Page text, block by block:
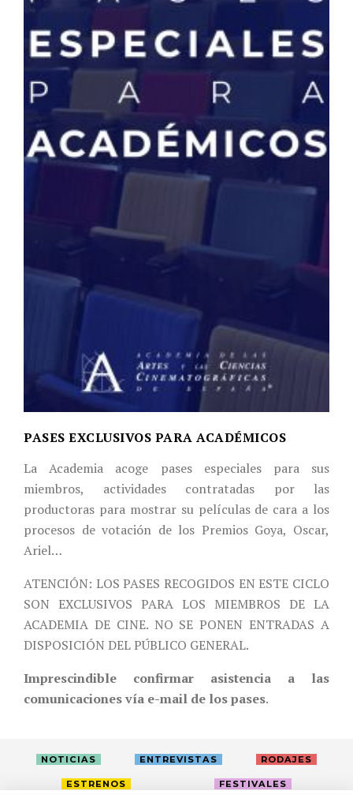
PASES EXCLUSIVOS PARA ACADÉMICOS
La Academia acoge pases especiales para sus
miembros, actividades contratadas por las
productoras para mostrar su películas de cara a los
procesos de votación de los Premios Goya, Oscar,
Ariel…
ATENCIÓN: LOS PASES RECOGIDOS EN ESTE CICLO
SON EXCLUSIVOS PARA LOS MIEMBROS DE LA
ACADEMIA DE CINE. NO SE PONEN ENTRADAS A
DISPOSICIÓN DEL PÚBLICO GENERAL.
Imprescindible confirmar asistencia a las
comunicaciones vía e-mail de los pases.
NOTICIAS ENTREVISTAS RODAJES
ESTRENOS FESTIVALES